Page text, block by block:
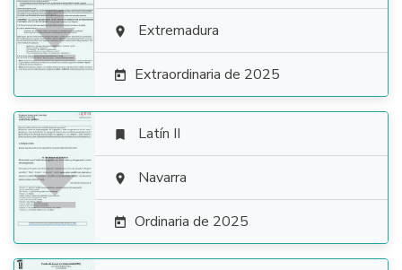
  Extremadura
 Extraordinaria de 2025

 Latín II
 Navarra
 Ordinaria de 2025